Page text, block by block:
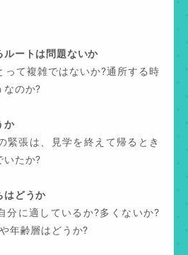
ルートは問題ないか
て複雑ではないか?通所する時
なのか?
か
張は、見学を終えて帰るとき
いたか?
はどうか
に適しているか?多くないか?
年齢層はどうか?